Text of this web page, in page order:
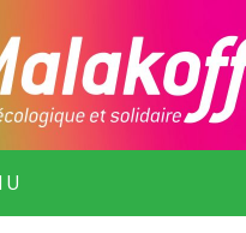
ET EN MARCHE
!